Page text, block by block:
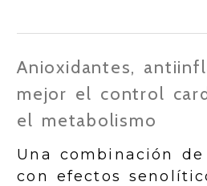
Anioxidantes,
mejor el control
el metabolismo
Una combinación de
con efectos